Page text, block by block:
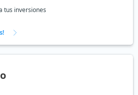
tus inversiones